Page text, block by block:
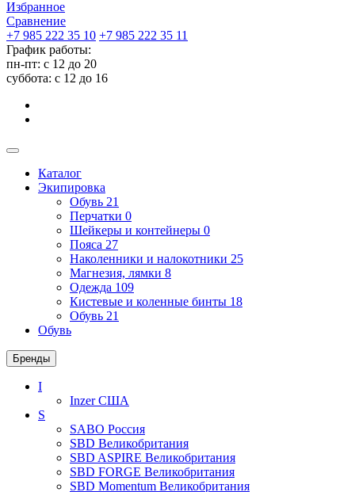
Избранное
Сравнение
+7 985 222 35 10 +7 985 222 35 11
График работы:
пн-пт: с 12 до 20
суббота: c 12 до 16
Каталог
Экипировка
Обувь 21
Перчатки 0
Шейкеры и контейнеры 0
Пояса 27
Наколенники и налокотники 25
Магнезия, лямки 8
Одежда 109
Кистевые и коленные бинты 18
Обувь 21
Обувь
Бренды
I
InzerСША
S
SABO Россия
SBD Великобритания
SBD ASPIRE Великобритания
SBD FORGE Великобритания
SBD Momentum Великобритания